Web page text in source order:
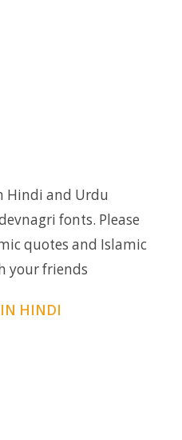
Hindi and Urdu
fonts. Please
quotes and Islamic
your friends
HINDI